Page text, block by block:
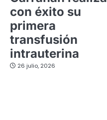
con éxito su
primera
transfusión
intrauterina
26 julio, 2026